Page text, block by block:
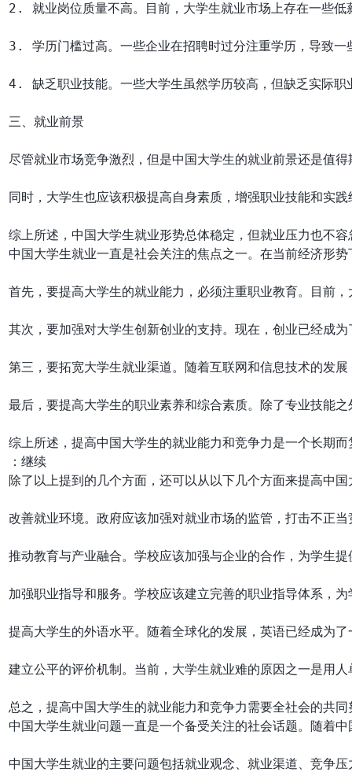
2. 就业岗位质量不高。目前，大学生就业市场上存在一些低
3. 学历门槛过高。一些企业在招聘时过分注重学历，导致一
4. 缺乏职业技能。一些大学生虽然学历较高，但缺乏实际职
三、就业前景
尽管就业市场竞争激烈，但是中国大学生的就业前景还是值
同时，大学生也应该积极提高自身素质，增强职业技能和实
中国大学生就业一直是社会关注的焦点之一。在当前经济形
首先，要提高大学生的就业能力，必须注重职业教育。目前
其次，要加强对大学生创新创业的支持。现在，创业已经成
第三，要拓宽大学生就业渠道。随着互联网和信息技术的发
最后，要提高大学生的职业素养和综合素质。除了专业技能
综上所述，提高中国大学生的就业能力和竞争力是一个长期
：继续
除了以上提到的几个方面，还可以从以下几个方面来提高中
改善就业环境。政府应该加强对就业市场的监管，打击不正
推动教育与产业融合。学校应该加强与企业的合作，为学生
加强职业指导和服务。学校应该建立完善的职业指导体系，
提高大学生的外语水平。随着全球化的发展，英语已经成为
建立公平的评价机制。当前，大学生就业难的原因之一是用
中国大学生就业问题一直是一个备受关注的社会话题。随着
中国大学生就业的主要问题包括就业观念、就业渠道、竞争